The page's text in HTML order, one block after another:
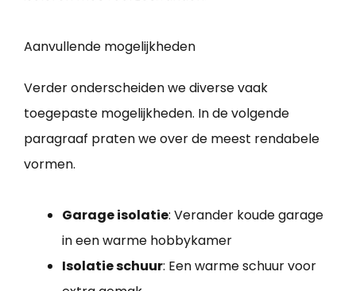
Aanvullende mogelijkheden
Verder onderscheiden we diverse vaak
toegepaste mogelijkheden. In de volgende
paragraaf praten we over de meest rendabele
vormen.
Garage isolatie: Verander koude garage
in een warme hobbykamer
Isolatie schuur: Een warme schuur voor